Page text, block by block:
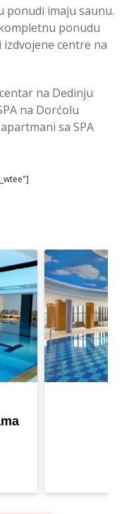
ponudi imaju saunu.
ponudu
izdvojene centre na
na Dedinju
na Dorćolu
sa SPA